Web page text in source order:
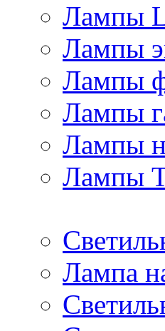
Лампы
Лампы
Лампы
Лампы
Лампы
Лампы
Лампа